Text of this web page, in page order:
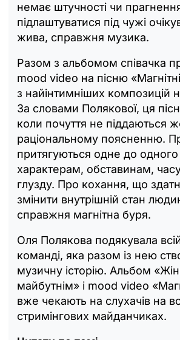
немає штучності чи
підлаштуватися під чужі
жива, справжня музика.
Разом з альбомом співачка
mood video на пісню
з найінтимніших композицій
За словами Полякової, ця
коли почуття не піддаються
раціональному поясненню.
притягуються одне до
характерам, обставинам,
глузду. Про кохання, що
змінити внутрішній стан
справжня магнітна буря.
Оля Полякова подякувала
команді, яка разом із нею
музичну історію. Альбом
майбутнім» і mood video
вже чекають на слухачів на
стримінгових майданчиках.